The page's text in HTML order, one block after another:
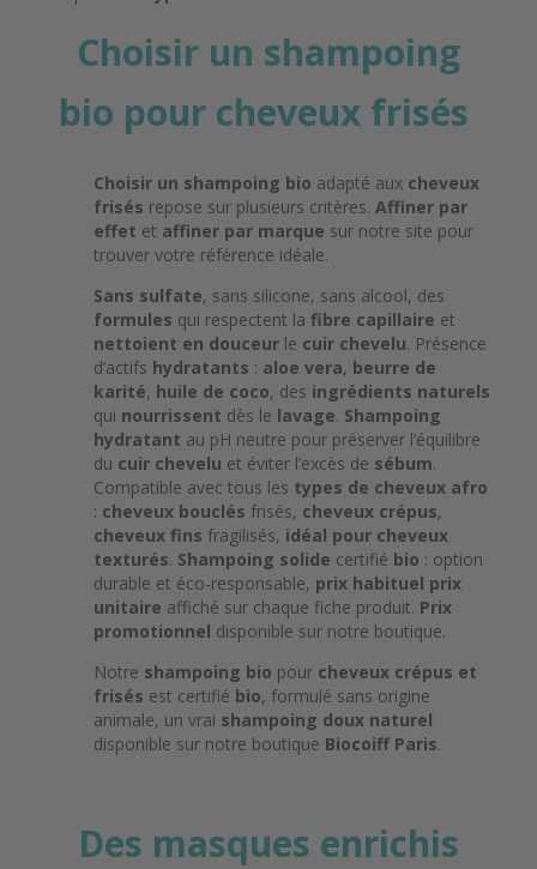
Choisir un shampoing
bio pour cheveux frisés
Choisir un shampoing bio adapté aux cheveux
frisés repose sur plusieurs critères. Affiner par
effet et affiner par marque sur notre site pour
trouver votre référence idéale.
Sans sulfate, sans silicone, sans alcool, des
formules qui respectent la fibre capillaire et
nettoient en douceur le cuir chevelu. Présence
d’actifs hydratants : aloe vera, beurre de
karité, huile de coco, des ingrédients naturels
qui nourrissent dès le lavage. Shampoing
hydratant au pH neutre pour préserver l’équilibre
du cuir chevelu et éviter l’excès de sébum.
Compatible avec tous les types de cheveux afro
: cheveux bouclés frisés, cheveux crépus,
cheveux fins fragilisés, idéal pour cheveux
texturés. Shampoing solide certifié bio : option
durable et éco-responsable, prix habituel prix
unitaire affiché sur chaque fiche produit. Prix
promotionnel disponible sur notre boutique.
Notre shampoing bio pour cheveux crépus et
frisés est certifié bio, formulé sans origine
animale, un vrai shampoing doux naturel
disponible sur notre boutique Biocoiff Paris.
Des masques enrichis